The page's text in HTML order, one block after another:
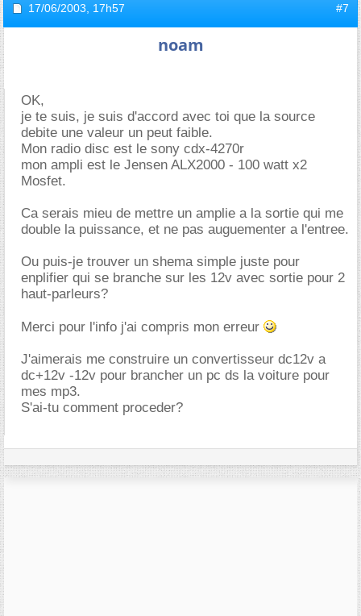
17/06/2003, 17h57 #7
noam
OK,
je te suis, je suis d'accord avec toi que la source
debite une valeur un peut faible.
Mon radio disc est le sony cdx-4270r
mon ampli est le Jensen ALX2000 - 100 watt x2
Mosfet.
Ca serais mieu de mettre un amplie a la sortie qui me
double la puissance, et ne pas auguementer a l'entree.
Ou puis-je trouver un shema simple juste pour
enplifier qui se branche sur les 12v avec sortie pour 2
haut-parleurs?
Merci pour l'info j'ai compris mon erreur
J'aimerais me construire un convertisseur dc12v a
dc+12v -12v pour brancher un pc ds la voiture pour
mes mp3.
S'ai-tu comment proceder?